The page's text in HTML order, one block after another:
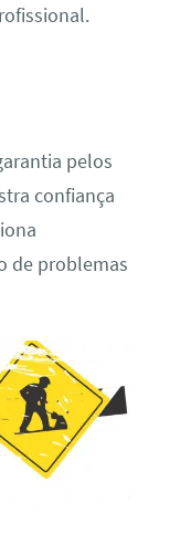
pelos
confiança
de problemas